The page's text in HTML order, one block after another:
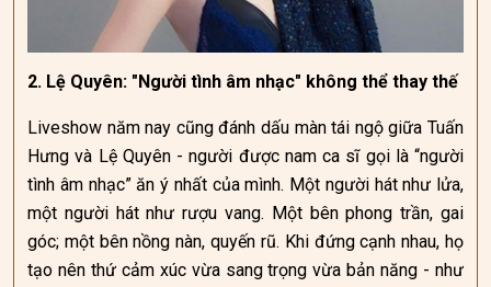
2. Lệ Quyên: "Người tình âm nhạc" không thể thay thế
Liveshow năm nay cũng đánh dấu màn tái ngộ giữa Tuấn
Hưng và Lệ Quyên - người được nam ca sĩ gọi là “người
tình âm nhạc” ăn ý nhất của mình. Một người hát như lửa,
một người hát như rượu vang. Một bên phong trần, gai
góc; một bên nồng nàn, quyến rũ. Khi đứng cạnh nhau, họ
tạo nên thứ cảm xúc vừa sang trọng vừa bản năng - như